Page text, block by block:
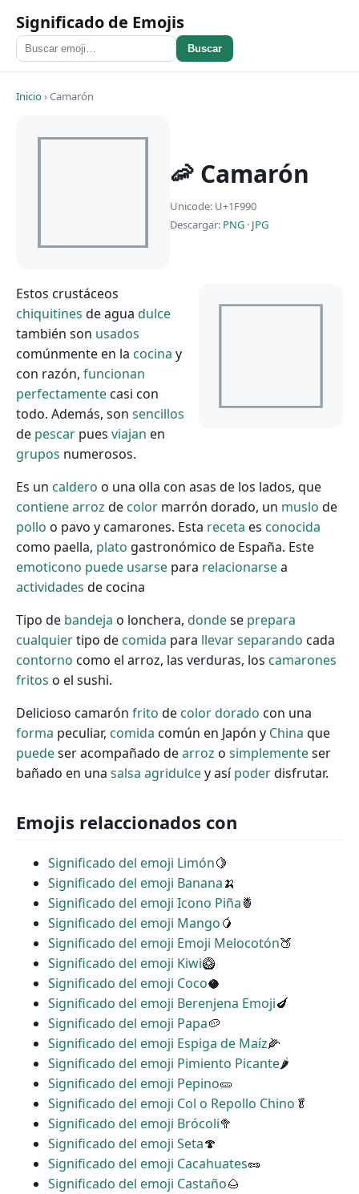
Significado de Emojis
Buscar
Inicio›Camarón
🦐 Camarón
Unicode: U+1F990
Descargar: PNG · JPG
Estos crustáceos
chiquitines de agua dulce
también son usados
comúnmente en la cocina y
con razón, funcionan
perfectamentecasi con
todo. Además, son sencillos
de pescar pues viajan en
grupos numerosos.
Es un caldero o una olla con asas de los lados, que
contienearroz de color marrón dorado, un muslo de
pollo o pavo y camarones. Esta receta es conocida
como paella, plato gastronómico de España. Este
emoticono puede usarse para relacionarsea
actividades de cocina
Tipo de bandeja o lonchera, dondese prepara
cualquiertipo de comida para llevarseparando cada
contorno como el arroz, las verduras, los camarones
fritos o el sushi.
Delicioso camarón frito de colordorado con una
forma peculiar, comida común en Japón y China que
puedeser acompañado dearroz o simplementeser
bañado en una salsa agridulcey asípoderdisfrutar.
Emojis relaccionados con
Significado del emoji Limón🍋
Significado del emoji Banana🍌
Significado del emoji Icono Piña🍍
Significado del emoji Mango🥭
Significado del emoji Emoji Melocotón🍑
Significado del emoji Kiwi🥝
Significado del emoji Coco🥥
Significado del emoji Berenjena Emoji🍆
Significado del emoji Papa🥔
Significado del emoji Espiga de Maíz🌽
Significado del emoji Pimiento Picante🌶
Significado del emoji Pepino🥒
Significado del emoji Col o Repollo Chino 🥬
Significado del emoji Brócoli🥦
Significado del emoji Seta🍄
Significado del emoji Cacahuates🥜
Significado del emoji Castaño🌰